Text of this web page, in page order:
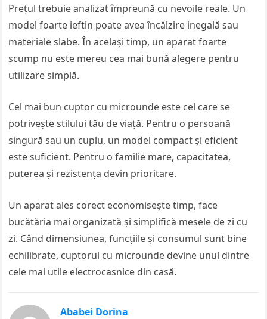
Prețul trebuie analizat împreună cu nevoile reale. Un
model foarte ieftin poate avea încălzire inegală sau
materiale slabe. În același timp, un aparat foarte
scump nu este mereu cea mai bună alegere pentru
utilizare simplă.
Cel mai bun cuptor cu microunde este cel care se
potrivește stilului tău de viață. Pentru o persoană
singură sau un cuplu, un model compact și eficient
este suficient. Pentru o familie mare, capacitatea,
puterea și rezistența devin prioritare.
Un aparat ales corect economisește timp, face
bucătăria mai organizată și simplifică mesele de zi cu
zi. Când dimensiunea, funcțiile și consumul sunt bine
echilibrate, cuptorul cu microunde devine unul dintre
cele mai utile electrocasnice din casă.
Ababei Dorina